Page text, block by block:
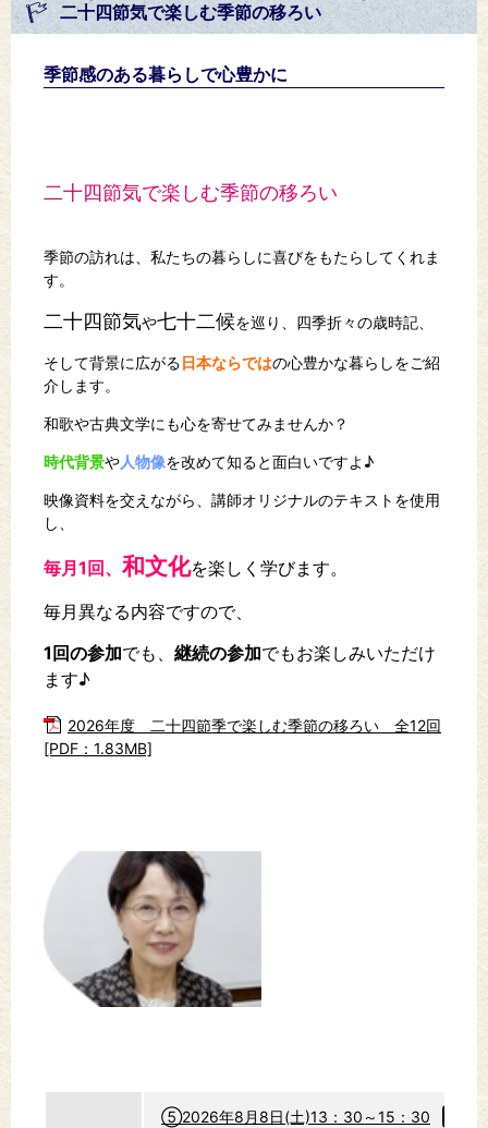
二十四節気で楽しむ季節の移ろい
季節感のある暮らしで心豊かに
二十四節気で楽しむ季節の移ろい
季節の訪れは、私たちの暮らしに喜びをもたらしてくれま
す。
二十四節気や七十二候を巡り、四季折々の歳時記、
そして背景に広がる日本ならではの心豊かな暮らしをご紹
介します。
和歌や古典文学にも心を寄せてみませんか？
時代背景や人物像を改めて知ると面白いですよ♪
映像資料を交えながら、講師オリジナルのテキストを使用
し、
毎月1回、 和文化を楽しく学びます。
毎月異なる内容ですので、
1回の参加でも、 継続の参加でもお楽しみいただけ
ます♪
2026年度 二十四節季で楽しむ季節の移ろい 全12回
[PDF：1.83MB]
⑤2026年8月8日(土)13：30～15：30